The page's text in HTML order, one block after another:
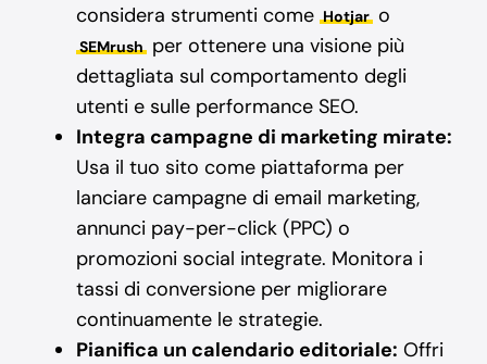
considera strumenti come Hotjaro
SEMrushper ottenere una visione più
dettagliata sul comportamento degli
utenti e sulle performance SEO.
Integra campagne di marketing mirate:
Usa il tuo sito come piattaforma per
lanciare campagne di email marketing,
annunci pay-per-click (PPC) o
promozioni social integrate. Monitora i
tassi di conversione per migliorare
continuamente le strategie.
Pianifica un calendario editoriale: Offri